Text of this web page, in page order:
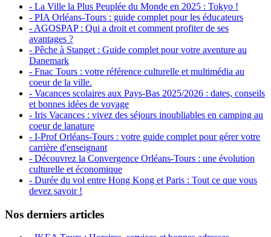
- La Ville la Plus Peuplée du Monde en 2025 : Tokyo !
- PIA Orléans-Tours : guide complet pour les éducateurs
- AGOSPAP : Qui a droit et comment profiter de ses
avantages ?
- Pêche à Stanget : Guide complet pour votre aventure au
Danemark
- Fnac Tours : votre référence culturelle et multimédia au
coeur de la ville.
- Vacances scolaires aux Pays-Bas 2025/2026 : dates, conseils
et bonnes idées de voyage
- Iris Vacances : vivez des séjours inoubliables en camping au
coeur de lanature
- I-Prof Orléans-Tours : votre guide complet pour gérer votre
carrière d'enseignant
- Découvrez la Convergence Orléans-Tours : une évolution
culturelle et économique
- Durée du vol entre Hong Kong et Paris : Tout ce que vous
devez savoir !
Nos derniers articles